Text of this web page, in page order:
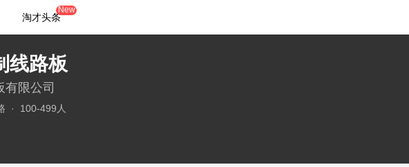
淘才头条
New
线路板
限公司
· 100-499人